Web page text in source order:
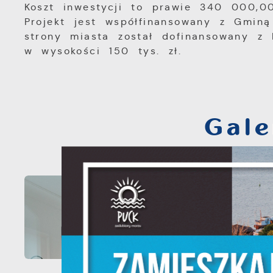
Koszt inwestycji to prawie 340 000,00
Projekt jest współfinansowany z
strony miasta został dofinansowany z
w wysokości 150 tys. zł.